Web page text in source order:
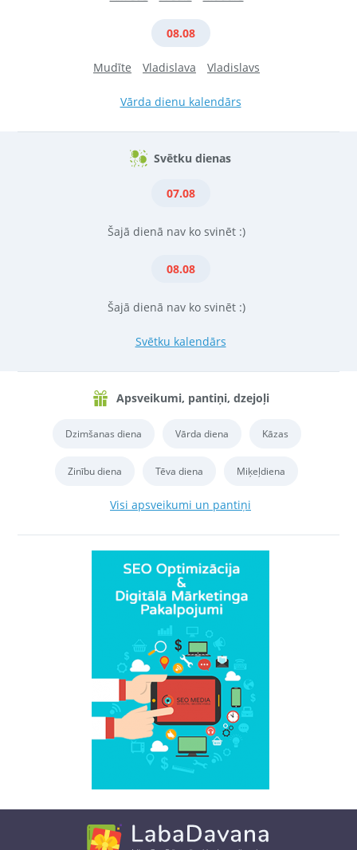
08.08
Mudīte Vladislava Vladislavs
Vārda dienu kalendārs
Svētku dienas
07.08
Šajā dienā nav ko svinēt :)
08.08
Šajā dienā nav ko svinēt :)
Svētku kalendārs
Apsveikumi, pantiņi, dzejoļi
Dzimšanas diena Vārda diena Kāzas
Zinību diena Tēva diena Miķeļdiena
Visi apsveikumi un pantiņi